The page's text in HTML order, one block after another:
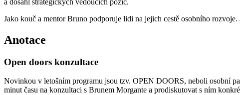
Jako kouč a mentor Bruno podporuje lidi na jejich cestě osobního
Anotace
Open doors konzultace
Novinkou v letošním programu jsou tzv. OPEN DOORS, neboli osobní
minut času na konzultaci s Brunem Morgante a prodiskutovat s ním